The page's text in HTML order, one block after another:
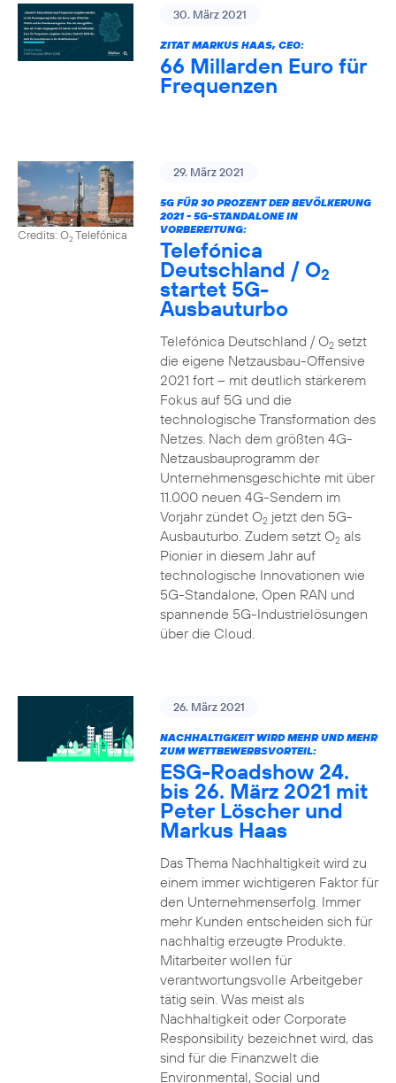
30. März 2021
ZITAT MARKUS HAAS, CEO:
66 Millarden Euro für
Frequenzen
Credits: O2Telefónica
29. März 2021
5G FÜR 30 PROZENT DER BEVÖLKERUNG
2021 - 5G-STANDALONE IN
VORBEREITUNG:
Telefónica
Deutschland / O2
startet 5G-
Ausbauturbo
Telefónica Deutschland / O2setzt
die eigene Netzausbau-Offensive
2021 fort – mit deutlich stärkerem
Fokus auf 5G und die
technologische Transformation des
Netzes. Nach dem größten 4G-
Netzausbauprogramm der
Unternehmensgeschichte mit über
11.000 neuen 4G-Sendern im
Vorjahr zündet O2jetzt den 5G-
Ausbauturbo. Zudem setzt O2als
Pionier in diesem Jahr auf
technologische Innovationen wie
5G-Standalone, Open RAN und
spannende 5G-Industrielösungen
über die Cloud.
26. März 2021
NACHHALTIGKEIT WIRD MEHR UND MEHR
ZUM WETTBEWERBSVORTEIL:
ESG-Roadshow 24.
bis 26. März 2021 mit
Peter Löscher und
Markus Haas
Das Thema Nachhaltigkeit wird zu
einem immer wichtigeren Faktor für
den Unternehmenserfolg. Immer
mehr Kunden entscheiden sich für
nachhaltig erzeugte Produkte.
Mitarbeiter wollen für
verantwortungsvolle Arbeitgeber
tätig sein. Was meist als
Nachhaltigkeit oder Corporate
Responsibility bezeichnet wird, das
sind für die Finanzwelt die
Environmental, Social und